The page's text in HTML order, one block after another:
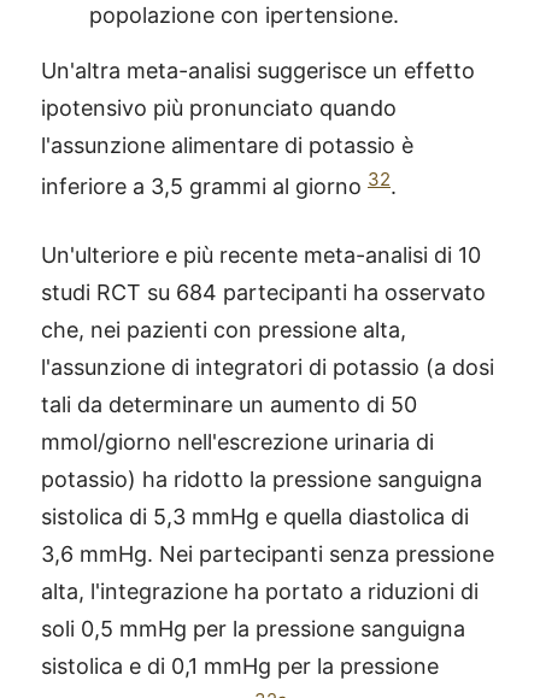
popolazione con ipertensione.
Un'altra meta-analisi suggerisce un effetto
ipotensivo più pronunciato quando
l'assunzione alimentare di potassio è
inferiore a 3,5 grammi al giorno 32.
Un'ulteriore e più recente meta-analisi di 10
studi RCT su 684 partecipanti ha osservato
che, nei pazienti con pressione alta,
l'assunzione di integratori di potassio (a dosi
tali da determinare un aumento di 50
mmol/giorno nell'escrezione urinaria di
potassio) ha ridotto la pressione sanguigna
sistolica di 5,3 mmHg e quella diastolica di
3,6 mmHg. Nei partecipanti senza pressione
alta, l'integrazione ha portato a riduzioni di
soli 0,5 mmHg per la pressione sanguigna
sistolica e di 0,1 mmHg per la pressione
X115 ®-
SCOPRI COME FUNZIONA